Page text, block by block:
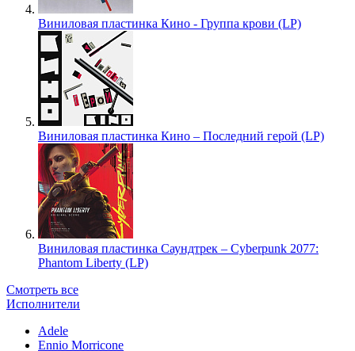
Виниловая пластинка Кино - Группа крови (LP)
Виниловая пластинка Кино – Последний герой (LP)
Виниловая пластинка Саундтрек – Cyberpunk 2077:
Phantom Liberty (LP)
Смотреть все
Исполнители
Adele
Ennio Morricone